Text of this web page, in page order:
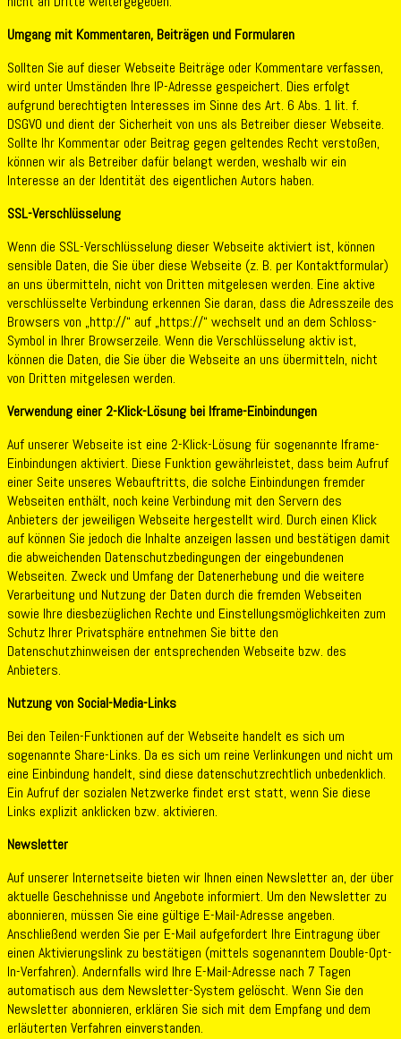
Umgang mit Kommentaren, Beiträgen und Formularen
Sollten Sie auf dieser Webseite Beiträge oder Kommentare verfassen,
wird unter Umständen Ihre IP-Adresse gespeichert. Dies erfolgt
aufgrund berechtigten Interesses im Sinne des Art. 6 Abs. 1 lit. f.
DSGVO und dient der Sicherheit von uns als Betreiber dieser Webseite.
Sollte Ihr Kommentar oder Beitrag gegen geltendes Recht verstoßen,
können wir als Betreiber dafür belangt werden, weshalb wir ein
Interesse an der Identität des eigentlichen Autors haben.
SSL-Verschlüsselung
Wenn die SSL-Verschlüsselung dieser Webseite aktiviert ist, können
sensible Daten, die Sie über diese Webseite (z. B. per Kontaktformular)
an uns übermitteln, nicht von Dritten mitgelesen werden. Eine aktive
verschlüsselte Verbindung erkennen Sie daran, dass die Adresszeile des
Browsers von „http://“ auf „https://“ wechselt und an dem Schloss-
Symbol in Ihrer Browserzeile. Wenn die Verschlüsselung aktiv ist,
können die Daten, die Sie über die Webseite an uns übermitteln, nicht
von Dritten mitgelesen werden.
Verwendung einer 2-Klick-Lösung bei Iframe-Einbindungen
Auf unserer Webseite ist eine 2-Klick-Lösung für sogenannte Iframe-
Einbindungen aktiviert. Diese Funktion gewährleistet, dass beim Aufruf
einer Seite unseres Webauftritts, die solche Einbindungen fremder
Webseiten enthält, noch keine Verbindung mit den Servern des
Anbieters der jeweiligen Webseite hergestellt wird. Durch einen Klick
auf können Sie jedoch die Inhalte anzeigen lassen und bestätigen damit
die abweichenden Datenschutzbedingungen der eingebundenen
Webseiten. Zweck und Umfang der Datenerhebung und die weitere
Verarbeitung und Nutzung der Daten durch die fremden Webseiten
sowie Ihre diesbezüglichen Rechte und Einstellungsmöglichkeiten zum
Schutz Ihrer Privatsphäre entnehmen Sie bitte den
Datenschutzhinweisen der entsprechenden Webseite bzw. des
Anbieters.
Nutzung von Social-Media-Links
Bei den Teilen-Funktionen auf der Webseite handelt es sich um
sogenannte Share-Links. Da es sich um reine Verlinkungen und nicht um
eine Einbindung handelt, sind diese datenschutzrechtlich unbedenklich.
Ein Aufruf der sozialen Netzwerke findet erst statt, wenn Sie diese
Links explizit anklicken bzw. aktivieren.
Newsletter
Auf unserer Internetseite bieten wir Ihnen einen Newsletter an, der über
aktuelle Geschehnisse und Angebote informiert. Um den Newsletter zu
abonnieren, müssen Sie eine gültige E-Mail-Adresse angeben.
Anschließend werden Sie per E-Mail aufgefordert Ihre Eintragung über
einen Aktivierungslink zu bestätigen (mittels sogenanntem Double-Opt-
In-Verfahren). Andernfalls wird Ihre E-Mail-Adresse nach 7 Tagen
automatisch aus dem Newsletter-System gelöscht. Wenn Sie den
Newsletter abonnieren, erklären Sie sich mit dem Empfang und dem
erläuterten Verfahren einverstanden.